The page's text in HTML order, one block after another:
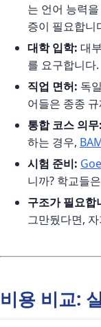
는 언어 능력
증이 필요합니
대학 입학: 대
를 요구합니다.
직업 면허: 독
어들은 종종
통합 코스 의무:
하는 경우,
시험 준비:
니까? 학교들
구조가 필요합
그만뒀다면,
비용 비교: